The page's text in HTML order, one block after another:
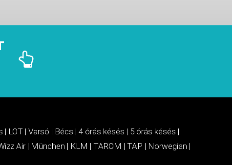
| LOT | Varsó | Bécs | 4 órás késés | 5 órás késés |
Air| München | KLM | TAROM | TAP | Norwegian |